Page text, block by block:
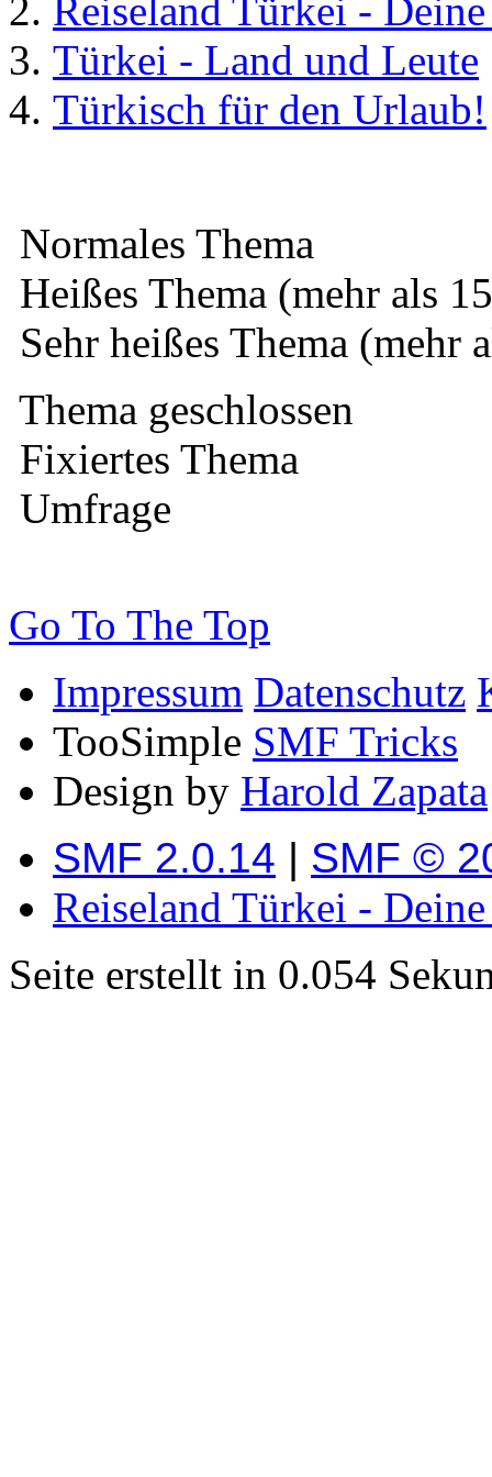
Reiseland Türkei -
Türkei - Land und Leute
Türkisch für den Urlaub!
Normales Thema
Heißes Thema (mehr als
Sehr heißes Thema (mehr
Thema geschlossen
Fixiertes Thema
Umfrage
Go To The Top
Impressum Datenschutz
TooSimple SMF Tricks
Design by Harold Zapata
SMF 2.0.14 | SMF ©
Reiseland Türkei -
Seite erstellt in 0.054